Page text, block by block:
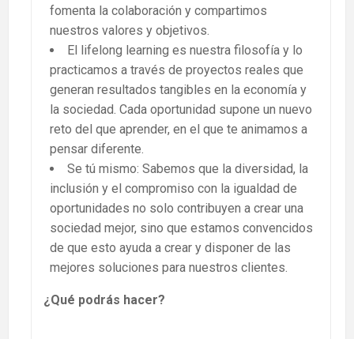
fomenta la colaboración y compartimos
nuestros valores y objetivos.
El lifelong learning es nuestra filosofía y lo
practicamos a través de proyectos reales que
generan resultados tangibles en la economía y
la sociedad. Cada oportunidad supone un nuevo
reto del que aprender, en el que te animamos a
pensar diferente.
Se tú mismo: Sabemos que la diversidad, la
inclusión y el compromiso con la igualdad de
oportunidades no solo contribuyen a crear una
sociedad mejor, sino que estamos convencidos
de que esto ayuda a crear y disponer de las
mejores soluciones para nuestros clientes.
¿Qué podrás hacer?